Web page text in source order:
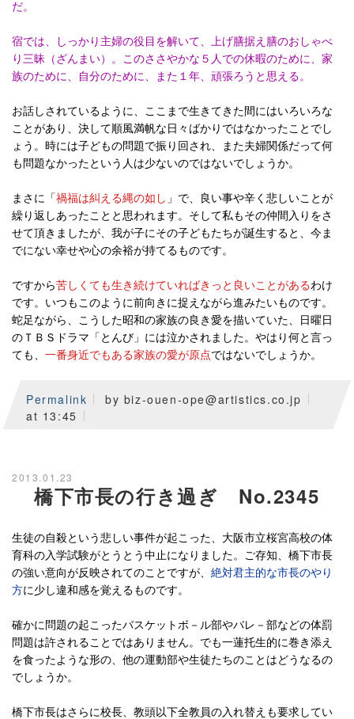
だ。
宿では、しっかり主婦の役目を解いて、上げ膳据え膳のおしゃべ
り三昧（ざんまい）。このささやかな５人での休暇のために、家
族のために、自分のために、また１年、頑張ろうと思える。
お話しされているように、ここまで生きてきた間にはいろいろな
ことがあり、決して順風満帆な日々ばかりではなかったことでし
ょう。時には子どもの問題で振り回され、また夫婦関係だって何
も問題なかったという人は少ないのではないでしょうか。
まさに「 禍福は糾える縄の如し 」で、良い事や辛く悲しいことが
繰り返しあったことと思われます。そして私もその仲間入りをさ
せて頂きましたが、我が子にその子どもたちが誕生すると、今ま
でにない幸せや心の余裕が持てるものです。
ですから苦しくても生き続けていればきっと良いことがあるわけ
です。いつもこのように前向きに捉えながら進みたいものです。
蛇足ながら、こうした昭和の家族の良き愛を描いていた、日曜日
のＴＢＳドラマ「とんび」には泣かされました。やはり何と言っ
ても、 一番身近でもある家族の愛が原点ではないでしょうか。
Permalink
by biz-ouen-ope@artistics.co.jp
at 13:45
2013.01.23
橋下市長の行き過ぎ No.2345
生徒の自殺という悲しい事件が起こった、大阪市立桜宮高校の体
育科の入学試験がとうとう中止になりました。ご存知、橋下市長
の強い意向が反映されてのことですが、 絶対君主的な市長のやり
方に少し違和感を覚えるものです。
確かに問題の起こったバスケットボ－ル部やバレ－部などの体罰
問題は許されることではありません。でも一蓮托生的に巻き添え
を食ったような形の、他の運動部や生徒たちのことはどうなるの
でしょうか。
橋下市長はさらに校長、教頭以下全教員の入れ替えも要求してい